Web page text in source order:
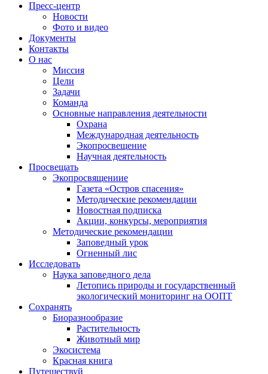
Пресс-центр
Новости
Фото и видео
Документы
Контакты
О нас
Миссия
Цели
Задачи
Команда
Основные направления деятельности
Охрана
Международная деятельность
Экопросвещение
Научная деятельность
Просвещать
Экопросвящениие
Газета «Остров спасения»
Методические рекомендации
Новостная подписка
Акции, конкурсы, мероприятия
Методические рекомендации
Заповедный урок
Огненный лис
Исследовать
Наука заповедного дела
Летопись природы и государственный
экологический мониторинг на ООПТ
Сохранять
Биоразнообразие
Растительность
Животный мир
Экосистема
Красная книга
Путешествуй